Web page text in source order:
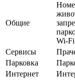
Общие
Wi-Fi
Сервисы
Парковка
Интернет